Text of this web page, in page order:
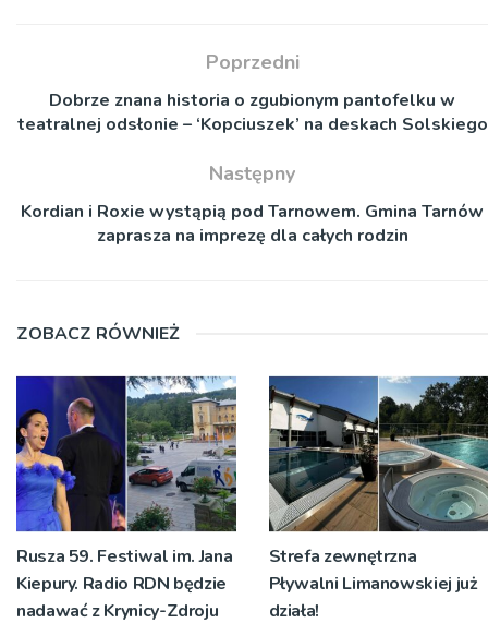
Poprzedni
Dobrze znana historia o zgubionym pantofelku w
teatralnej odsłonie – ‘Kopciuszek’ na deskach Solskiego
Następny
Kordian i Roxie wystąpią pod Tarnowem. Gmina Tarnów
zaprasza na imprezę dla całych rodzin
ZOBACZ RÓWNIEŻ
Rusza 59. Festiwal im. Jana
Kiepury. Radio RDN będzie
nadawać z Krynicy-Zdroju
Strefa zewnętrzna
Pływalni Limanowskiej już
działa!